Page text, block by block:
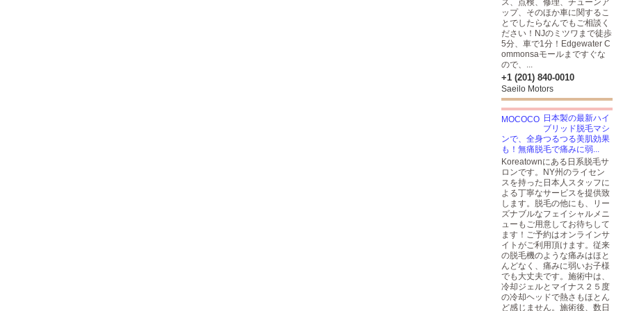
ス、点検、修理、チューンア
ップ、そのほか車に関するこ
とでしたらなんでもご相談く
ださい！NJのミツワまで徒歩
5分、車で1分！Edgewater C
ommonsaモールまですぐな
ので、...
+1 (201) 840-0010
Saeilo Motors
日本製の最新ハイ
ブリッド脱毛マシ
ンで、全身つるつる美肌効果
も！無痛脱毛で痛みに弱...
Koreatownにある日系脱毛サ
ロンです。NY州のライセン
スを持った日本人スタッフに
よる丁寧なサービスを提供致
します。脱毛の他にも、リー
ズナブルなフェイシャルメニ
ューもご用意してお待ちして
ます！ご予約はオンラインサ
イトがご利用頂けます。従来
の脱毛機のような痛みはほと
んどなく、痛みに弱いお子様
でも大丈夫です。施術中は、
冷却ジェルとマイナス２５度
の冷却ヘッドで熱さもほとん
ど感じません。施術後、数日